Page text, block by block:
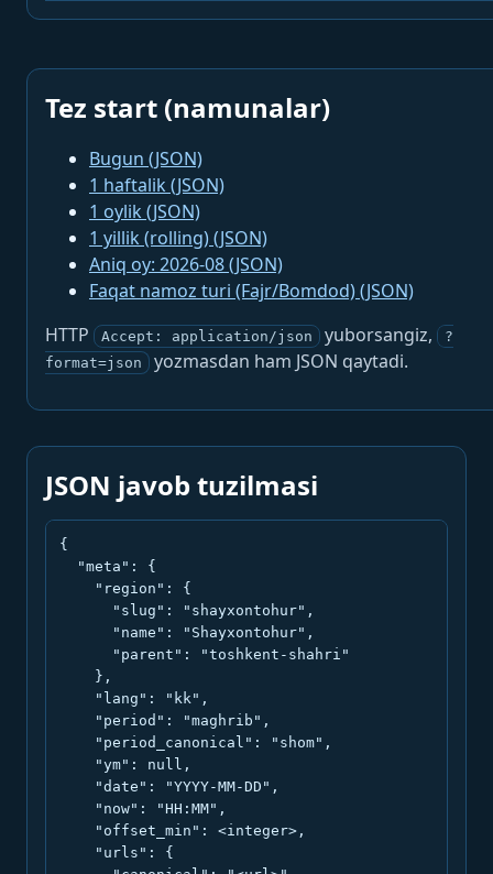
Tez start (namunalar)
Bugun (JSON)
1 haftalik (JSON)
1 oylik (JSON)
1 yillik (rolling) (JSON)
Aniq oy: 2026-08 (JSON)
Faqat namoz turi (Fajr/Bomdod) (JSON)
HTTP
Accept: application/json yuborsangiz,
?
format=json
yozmasdan ham JSON qaytadi.
JSON javob tuzilmasi
{
  "meta": {
    "region": {
      "slug": "shayxontohur",
      "name": "Shayxontohur",
      "parent": "toshkent-shahri"
    },
    "lang": "kk",
    "period": "maghrib",
    "period_canonical": "shom",
    "ym": null,
    "date": "YYYY-MM-DD",
    "now": "HH:MM",
    "offset_min": <integer>,
    "urls": {